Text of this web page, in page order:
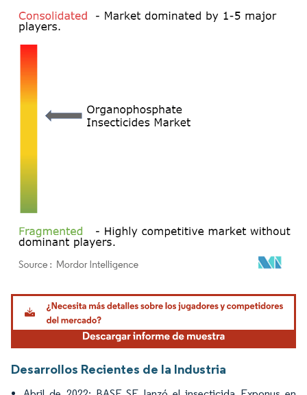
Imagen © Mordor Intelligence. El uso requiere atribución según CC BY 4.0.
Desarrollos Recientes de la Industria